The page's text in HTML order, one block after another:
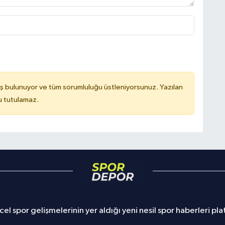
bulunuyor ve tüm sorumluluğu üstleniyorsunuz. Yazılan
tutulamaz.
spor gelişmelerinin yer aldığı yeni nesil spor haberleri